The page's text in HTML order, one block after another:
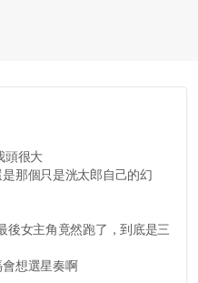
頭很大
那個只是洸太郎自己的幻
後女主角竟然跑了，到底是三
想選星奏啊